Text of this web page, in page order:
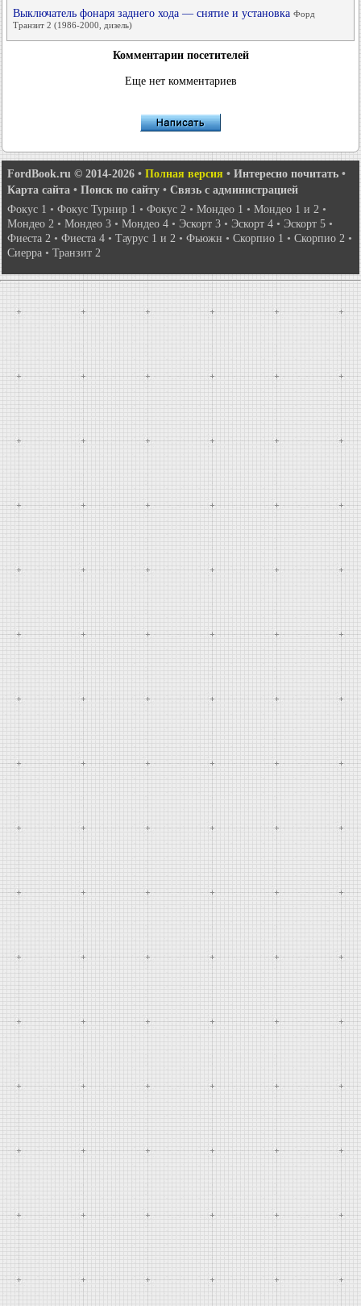
Выключатель фонаря заднего хода — снятие и установка Форд
Транзит 2 (1986-2000, дизель)
Комментарии посетителей
Еще нет комментариев
FordBook.ru © 2014-2026 • Полная версия • Интересно почитать •
Карта сайта • Поиск по сайту • Связь с администрацией
Фокус 1 • Фокус Турнир 1 • Фокус 2 • Мондео 1 • Мондео 1 и 2 •
Мондео 2 • Мондео 3 • Мондео 4 • Эскорт 3 • Эскорт 4 • Эскорт 5 •
Фиеста 2 • Фиеста 4 • Таурус 1 и 2 • Фьюжн • Скорпио 1 • Скорпио 2 •
Сиерра • Транзит 2